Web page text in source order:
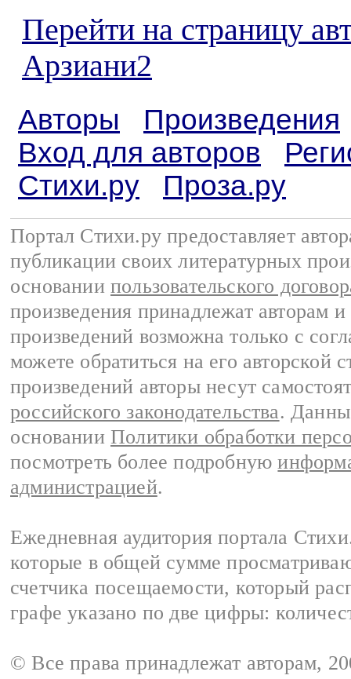
Перейти на страницу
Арзиани2
Авторы
Произведения
Вход для авторов
Стихи.ру
Проза.ру
Портал Стихи.ру предоставляет
публикации своих литературных
основании пользовательского
произведения принадлежат авторам
произведений возможна только с
можете обратиться на его авторской
произведений авторы несут
российского законодательства.
основании Политики обработки
посмотреть более подробную
администрацией.
Ежедневная аудитория портала
которые в общей сумме
счетчика посещаемости, который
графе указано по две цифры:
© Все права принадлежат авторам,